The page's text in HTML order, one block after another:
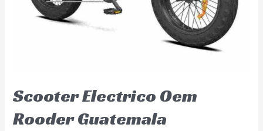
Scooter Electrico Oem
Rooder Guatemala